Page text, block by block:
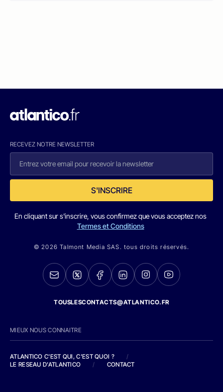
RECEVEZ NOTRE NEWSLETTER
S'INSCRIRE
En cliquant sur s'inscrire, vous confirmez que vous acceptez nos
Termes et Conditions
© 2026 Talmont Media SAS. tous droits réservés.
TOUSLESCONTACTS@ATLANTICO.FR
MIEUX NOUS CONNAITRE
ATLANTICO C'EST QUI, C'EST QUOI ?
/
LE RESEAU D'ATLANTICO
/ CONTACT